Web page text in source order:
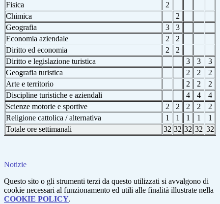
Totale ore settimanali 32 32 32 32 32
Fisica
2
Chimica
2
Geografia
3
3
Economia aziendale
2
2
Diritto ed economia
2
2
Diritto e legislazione turistica
3 3
3
Geografia turistica
2 2
2
Arte e territorio
2 2
2
Discipline turistiche e aziendali
4 4
4
Scienze motorie e sportive
2 2 2 2
2
Religione cattolica / alternativa
1 1 1 1 1
Notizie
Questo sito o gli strumenti terzi da questo utilizzati si avvalgono di
cookie necessari al funzionamento ed utili alle finalità illustrate nella
COOKIE POLICY.